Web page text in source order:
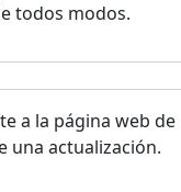
todos modos.
a la página web de
una actualización.